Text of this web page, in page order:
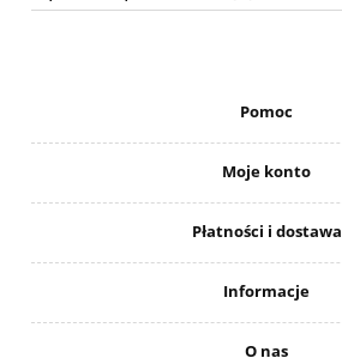
Pomoc
Moje konto
Płatności i dostawa
Informacje
O nas